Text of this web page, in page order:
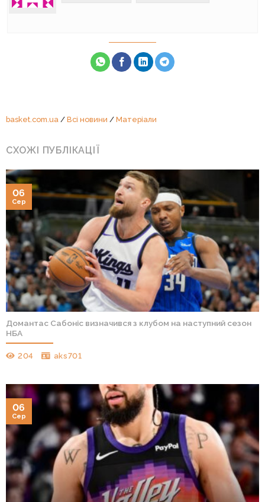
basket.com.ua/ Всі новини / Матеріали
СХОЖІ ПУБЛІКАЦІЇ
Домантас Сабоніс визначився з клубом на наступний сезон
НБА
204 aks701
06
Сер
06
Сер